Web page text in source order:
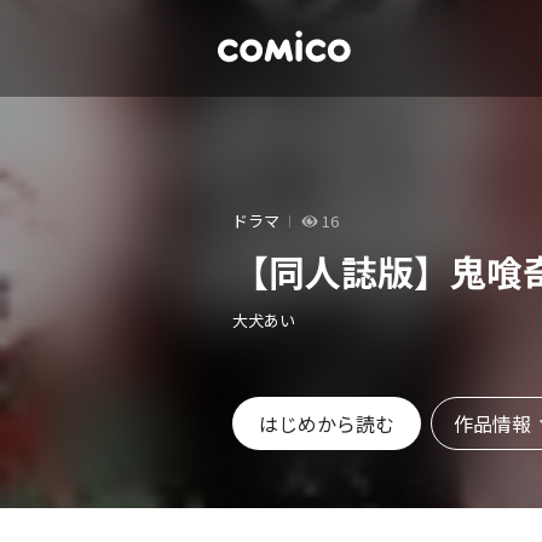
ドラマ 16
【同人誌版】鬼喰
大犬あい
はじめから読む 作品情報